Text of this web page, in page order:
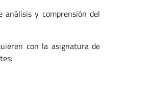
análisis y comprensión del
con la asignatura de